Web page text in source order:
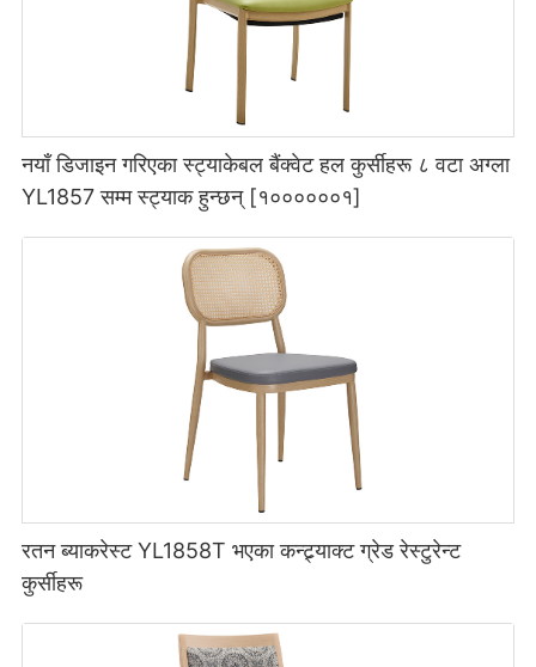
नयाँ डिजाइन गरिएका स्ट्याकेबल बैंक्वेट हल कुर्सीहरू ८ वटा अग्ला
YL1857 सम्म स्ट्याक हुन्छन् [१००००००१]
रतन ब्याकरेस्ट YL1858T भएका कन्ट्र्याक्ट ग्रेड रेस्टुरेन्ट
कुर्सीहरू